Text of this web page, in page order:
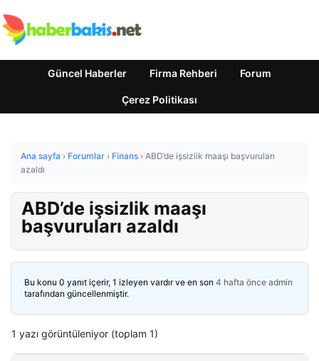
Güncel Haberler Firma Rehberi Forum
Çerez Politikası
Ana sayfa › Forumlar › Finans › ABD’de işsizlik maaşı başvuruları
azaldı
ABD’de işsizlik maaşı
başvuruları azaldı
Bu konu 0 yanıt içerir, 1 izleyen vardır ve en son 4 hafta önce admin
tarafından güncellenmiştir.
1 yazı görüntüleniyor (toplam 1)